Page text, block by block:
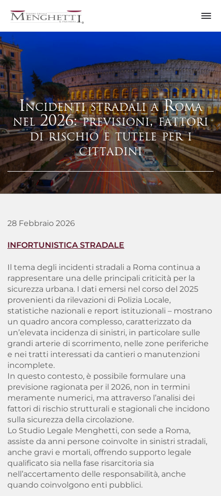
Incidenti stradali a Roma
nel 2026: previsioni, fattori
di rischio e tutele per i
cittadini
28 Febbraio 2026
INFORTUNISTICA STRADALE
Il tema degli incidenti stradali a Roma continua a
rappresentare una delle principali criticità per la
sicurezza urbana. I dati emersi nel corso del 2025
provenienti da rilevazioni di Polizia Locale,
statistiche nazionali e report istituzionali – mostrano
un quadro ancora complesso, caratterizzato da
un’elevata incidenza di sinistri, in particolare sulle
grandi arterie di scorrimento, nelle zone periferiche
e nei tratti interessati da cantieri o manutenzioni
incomplete.
In questo contesto, è possibile formulare una
previsione ragionata per il 2026, non in termini
meramente numerici, ma attraverso l’analisi dei
fattori di rischio strutturali e stagionali che incidono
sulla sicurezza della circolazione.
Lo Studio Legale Menghetti, con sede a Roma,
assiste da anni persone coinvolte in sinistri stradali,
anche gravi e mortali, offrendo supporto legale
qualificato sia nella fase risarcitoria sia
nell’accertamento delle responsabilità, anche
quando coinvolgono enti pubblici.